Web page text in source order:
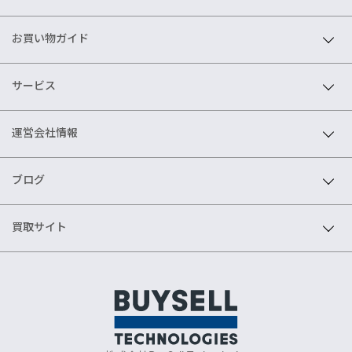
お買い物ガイド
サービス
運営会社情報
ブログ
買取サイト